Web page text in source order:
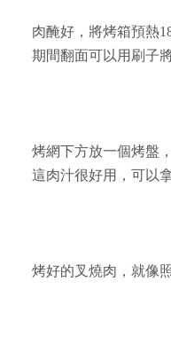
肉醃好，將烤箱預熱
期間翻面可以用刷子
烤網下方放一個烤盤
這肉汁很好用，可以
烤好的叉燒肉，就像